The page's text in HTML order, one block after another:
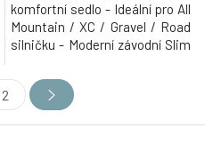
komfortní sedlo - Ideální pro All
Mountain / XC / Gravel / Road
silničku - Moderní závodní Slim
komfortní díky dual-density
skořepině. - Rozměr (mm):
277x142 - Pera: dutá 7 mm
2